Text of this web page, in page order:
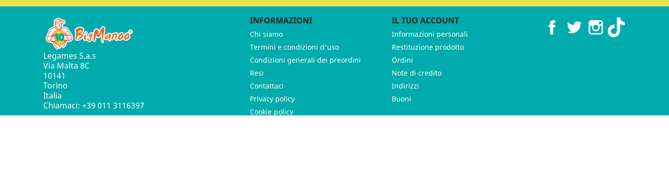
Legames S.a.s
Via Malta 8C
10141
Torino
Italia
Chiamaci: +39 011 3116397
INFORMAZIONI
Chi siamo
Termini e condizioni d'uso
Condizioni generali dei preordini
Resi
Contattaci
Privacy policy
Cookie policy
IL TUO ACCOUNT
Informazioni personali
Restituzione prodotto
Ordini
Note di credito
Indirizzi
Buoni
FacebookTwitter Instagram